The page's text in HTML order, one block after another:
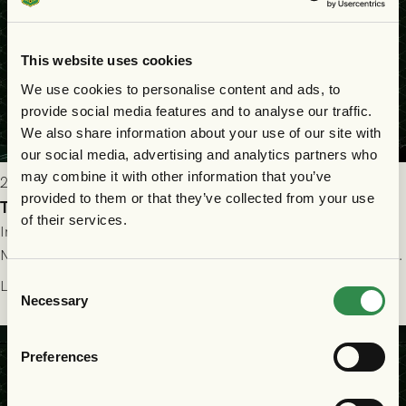
This website uses cookies
We use cookies to personalise content and ads, to
provide social media features and to analyse our traffic.
We also share information about your use of our site with
our social media, advertising and analytics partners who
may combine it with other information that you’ve
provided to them or that they’ve collected from your use
of their services.
Selection
Necessary
Preferences
2026-07-22 19:00
Truppen till GAIS - FC Nordsjælland 23/7
Imorgon torsdag spelar GAIS herrar hemma mot FC
Nordsjælland på Gamla Ullevi med avspark kl 19.00! Fredrik
Holmberg och ledarstaben har tagit ut följande trupp till
matchen:
Läs mer